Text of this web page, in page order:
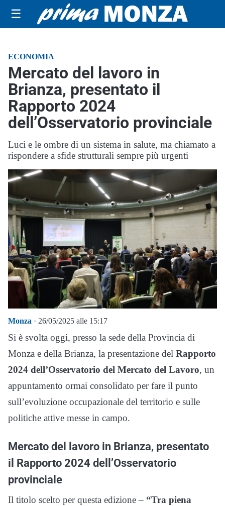
☰
ECONOMIA
Mercato del lavoro in
Brianza, presentato il
Rapporto 2024
dell’Osservatorio provinciale
Luci e le ombre di un sistema in salute, ma chiamato a
rispondere a sfide strutturali sempre più urgenti
Monza · 26/05/2025 alle 15:17
Si è svolta oggi, presso la sede della Provincia di
Monza e della Brianza, la presentazione del Rapporto
2024 dell’Osservatorio del Mercato del Lavoro, un
appuntamento ormai consolidato per fare il punto
sull’evoluzione occupazionale del territorio e sulle
politiche attive messe in campo.
Mercato del lavoro in Brianza, presentato
il Rapporto 2024 dell’Osservatorio
provinciale
Il titolo scelto per questa edizione – “Tra piena